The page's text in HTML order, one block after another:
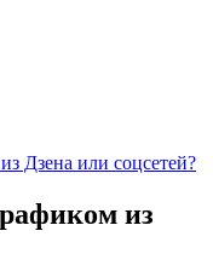
Дзена или соцсетей?
из